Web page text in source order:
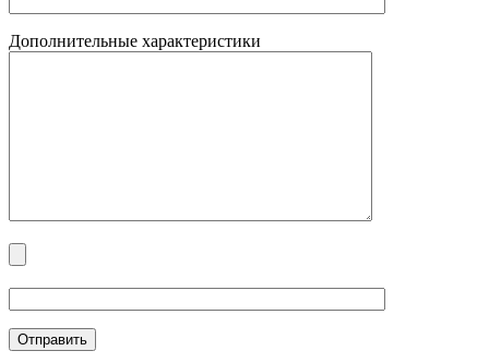
Дополнительные характеристики